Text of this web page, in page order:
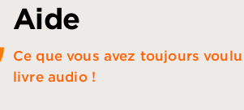
Aide
Ce que vous avez toujours
livre audio !